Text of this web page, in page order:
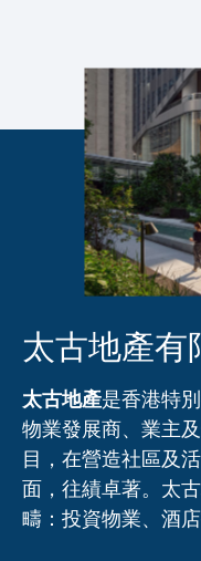
太古地產有限公司
太古地產有
太古地產是香港特
物業發展商、業主
目，在營造社區及
面，往績卓著。太
疇：投資物業、酒